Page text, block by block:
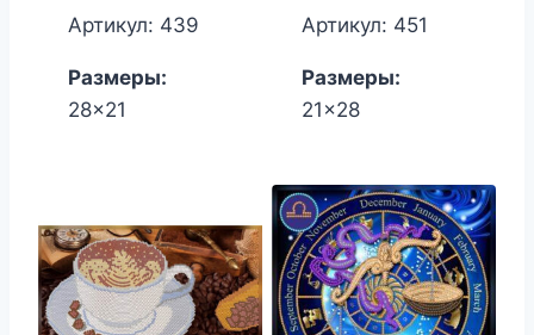
Артикул: 439
Размеры:
28x21
составляла
цена:
Артикул: 451
Размеры:
21x28